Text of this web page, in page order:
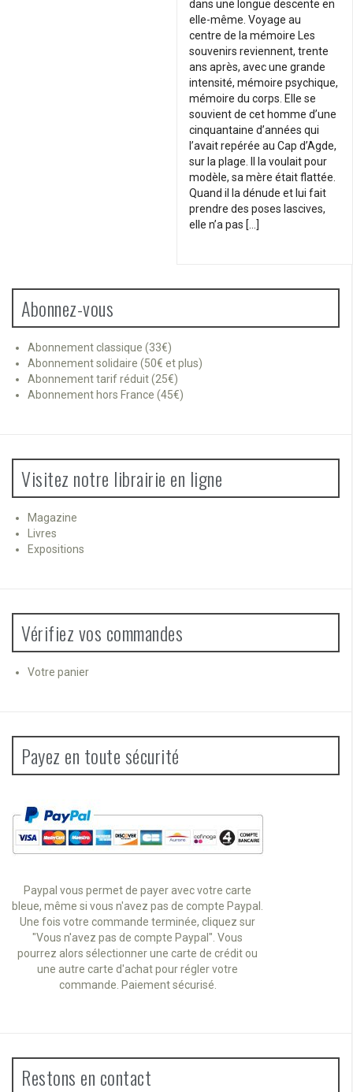
dans une longue descente en
elle-même. Voyage au
centre de la mémoire Les
souvenirs reviennent, trente
ans après, avec une grande
intensité, mémoire psychique,
mémoire du corps. Elle se
souvient de cet homme d’une
cinquantaine d’années qui
l’avait repérée au Cap d’Agde,
sur la plage. Il la voulait pour
modèle, sa mère était flattée.
Quand il la dénude et lui fait
prendre des poses lascives,
elle n’a pas […]
Abonnez-vous
Abonnement classique (33€)
Abonnement solidaire (50€ et plus)
Abonnement tarif réduit (25€)
Abonnement hors France (45€)
Visitez notre librairie en ligne
Magazine
Livres
Expositions
Vérifiez vos commandes
Votre panier
Payez en toute sécurité
Paypal vous permet de payer avec votre carte
bleue, même si vous n'avez pas de compte Paypal.
Une fois votre commande terminée, cliquez sur
"Vous n'avez pas de compte Paypal". Vous
pourrez alors sélectionner une carte de crédit ou
une autre carte d'achat pour régler votre
commande. Paiement sécurisé.
Restons en contact